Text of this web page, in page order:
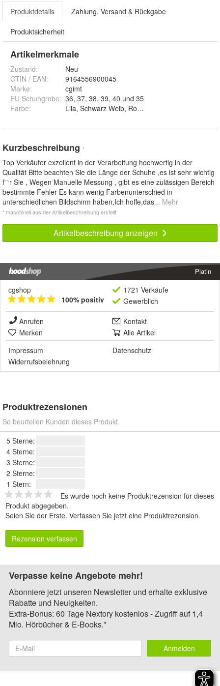
Produktdetails Zahlung, Versand & Rückgabe
Produktsicherheit
Artikelmerkmale
Zustand:
Neu
GTIN / EAN:
9164556900045
Marke:
cgimt
EU Schuhgrobe:
36, 37, 38, 39, 40 und 35
Farbe:
Kurzbeschreibung *
Top Verkäufer exzellent in der Verarbeitung hochwertig in der
Qualität Bitte beachten Sie die Länge der Schuhe ,es ist sehr wichtig
f¨¹r Sie , Wegen Manuelle Messung , gibt es eine zulässigen Bereich
bestimmte Fehler Es kann wenig Farbenunterschied in
unterschiedlichen Bildschirm haben,Ich hoffe,das... Mehr
* maschinell aus der Artikelbeschreibung erstellt
Artikelbeschreibung anzeigen
Platin
cgshop
100% positiv
1721 Verkäufe
Gewerblich
Anrufen
Kontakt
Merken
Alle Artikel
Impressum
Datenschutz
Widerrufsbelehrung
Produktrezensionen
So beurteilen Kunden dieses Produkt.
5 Sterne:
4 Sterne:
3 Sterne:
2 Sterne:
1 Stern:
Es wurde noch keine Produktrezension für dieses
Produkt abgegeben.
Seien Sie der Erste. Verfassen Sie jetzt eine Produktrezension.
Rezension verfassen
Verpasse keine Angebote mehr!
Abonniere jetzt unseren Newsletter und erhalte exklusive
Rabatte und Neuigkeiten.
Extra-Bonus: 60 Tage Nextory kostenlos - Zugriff auf 1,4
Mio. Hörbücher & E-Books.*
Anmelden